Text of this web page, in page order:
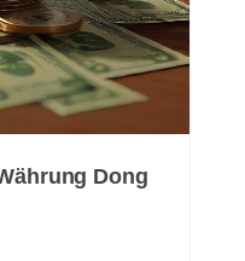
Dong